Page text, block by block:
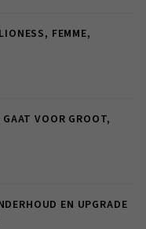
FEMME,
VOOR GROOT,
EN UPGRADE